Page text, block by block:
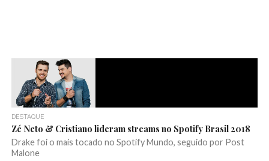
DESTAQUE
Zé Neto & Cristiano lideram streams no Spotify Brasil 2018
Drake foi o mais tocado no Spotify Mundo, seguido por Post
Malone